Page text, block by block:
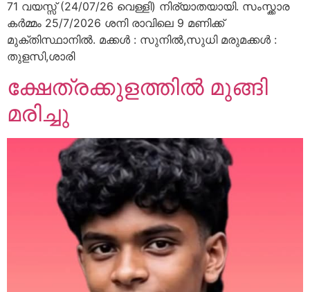
71 വയസ്സ് (24/07/26 വെള്ളി) നിര്യാതയായി. സംസ്ക്കാര
കർമ്മം 25/7/2026 ശനി രാവിലെ 9 മണിക്ക്
മുക്തിസ്ഥാനിൽ. മക്കൾ : സുനിൽ,സുധി മരുമക്കൾ :
തുളസി,ശാരി
ക്ഷേത്രക്കുളത്തിൽ മുങ്ങി
മരിച്ചു